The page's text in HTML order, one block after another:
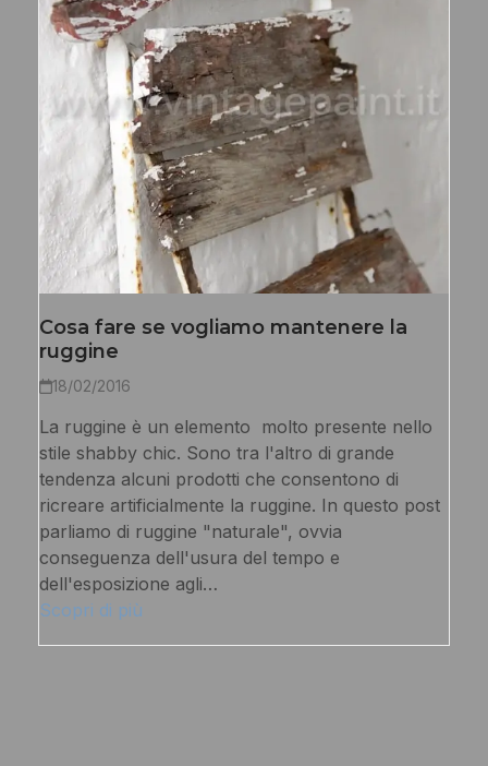
Cosa fare se vogliamo mantenere la
ruggine
18/02/2016
La ruggine è un elemento molto presente nello
stile shabby chic. Sono tra l'altro di grande
tendenza alcuni prodotti che consentono di
ricreare artificialmente la ruggine. In questo post
parliamo di ruggine "naturale", ovvia
conseguenza dell'usura del tempo e
dell'esposizione agli…
Scopri di più